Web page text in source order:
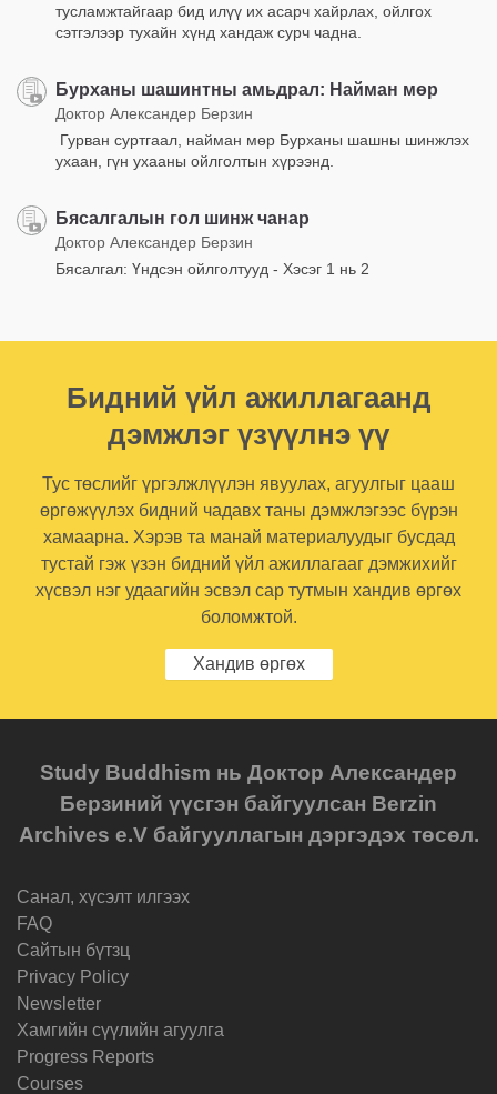
тусламжтайгаар бид илүү их асарч хайрлах, ойлгох
сэтгэлээр тухайн хүнд хандаж сурч чадна.
Бурханы шашинтны амьдрал: Найман мөр
Доктор Александер Берзин
Гурван суртгаал, найман мөр Бурханы шашны шинжлэх
ухаан, гүн ухааны ойлголтын хүрээнд.
Бясалгалын гол шинж чанар
Доктор Александер Берзин
Бясалгал: Үндсэн ойлголтууд - Хэсэг 1 нь 2
Бидний үйл ажиллагаанд
дэмжлэг үзүүлнэ үү
Тус төслийг үргэлжлүүлэн явуулах, агуулгыг цааш
өргөжүүлэх бидний чадавх таны дэмжлэгээс бүрэн
хамаарна. Хэрэв та манай материалуудыг бусдад
тустай гэж үзэн бидний үйл ажиллагааг дэмжихийг
хүсвэл нэг удаагийн эсвэл сар тутмын хандив өргөх
боломжтой.
Хандив өргөх
Study Buddhism нь Доктор Александер
Берзиний үүсгэн байгуулсан Berzin
Archives e.V байгууллагын дэргэдэх төсөл.
Санал, хүсэлт илгээх
FAQ
Cайтын бүтзц
Privacy Policy
Newsletter
Хамгийн сүүлийн агуулга
Progress Reports
Courses